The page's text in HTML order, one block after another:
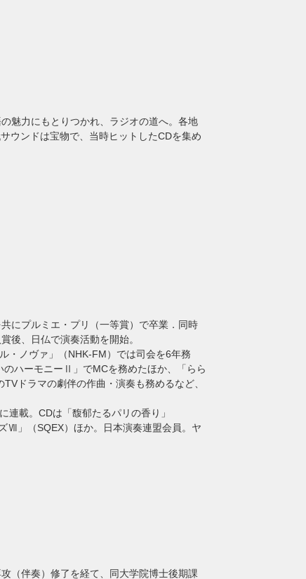
魅力にもとりつかれ、ラジオの道へ。各地
ウンドは宝物で、当時ヒットしたCDを集め
にプルミエ・プリ（一等賞）で卒業．同時
後、日仏で演奏活動を開始。
・ノヴァ」（NHK‐FM）では司会を6年務
ハーモニーⅡ」でMCを務めたほか、「らら
ドラマの劇伴の作曲・演奏も務めるなど、
載。CDは「馥郁たるパリの香り」
Ⅶ」（SQEX）ほか。日本演奏連盟会員。ヤ
（伴奏）修了を経て、同大学院博士後期課